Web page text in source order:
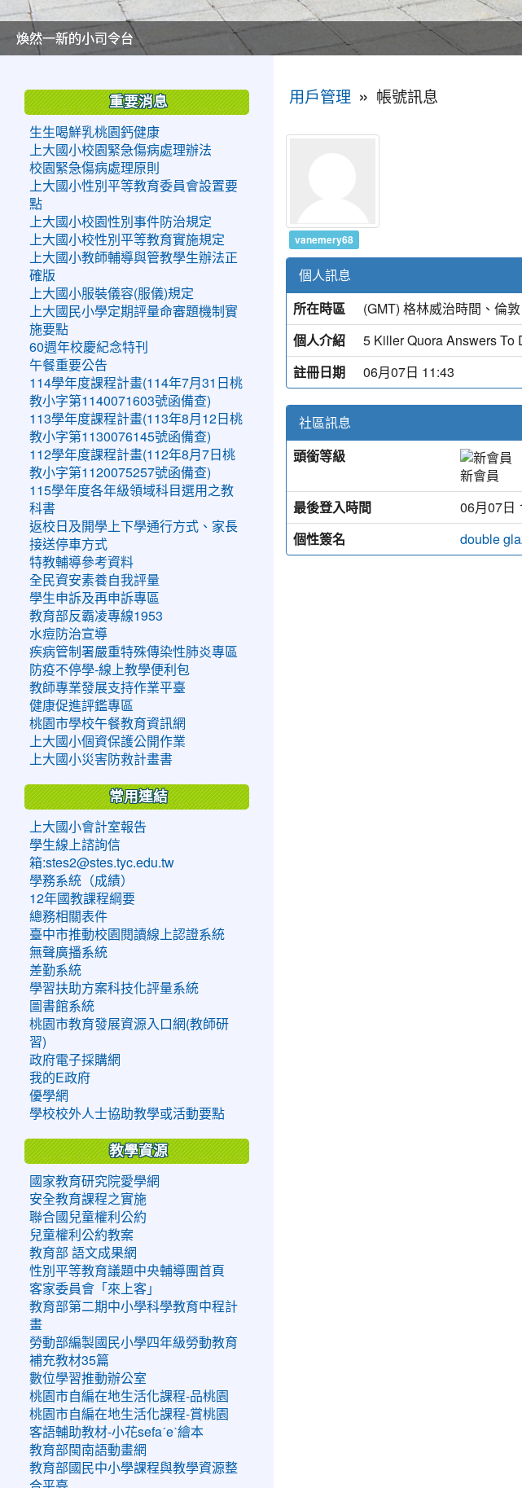
美麗的操場是我們活力的來源
美麗的操場是我們活力的來源
煥然一新的小司令台
煥然一新的小司令台
富含桃園埤塘田園風光意象的中廊
富含桃園埤塘田園風光意象的中廊
嶄新的中庭廣場
嶄新的中庭廣場
水生池生生不息
水生池生生不息
用戶管理 » 帳號訊息
vanemery68
個人訊息
所在時區
(GMT) 格林威治時間、倫
個人介紹
5 Killer Quora Answers To
註冊日期
06月07日 11:43
社區訊息
頭銜等級
新會員
最後登入時間
06月07日
個性簽名
double
重要消息
生生喝鮮乳桃園鈣健康
上大國小校園緊急傷病處理辦法
校園緊急傷病處理原則
上大國小性別平等教育委員會設置要
點
上大國小校園性別事件防治規定
上大國小校性別平等教育實施規定
上大國小教師輔導與管教學生辦法正
確版
上大國小服裝儀容(服儀)規定
上大國民小學定期評量命審題機制實
施要點
60週年校慶紀念特刊
午餐重要公告
114學年度課程計畫(114年7月31日桃
教小字第1140071603號函備查)
113學年度課程計畫(113年8月12日桃
教小字第1130076145號函備查)
112學年度課程計畫(112年8月7日桃
教小字第1120075257號函備查)
115學年度各年級領域科目選用之教
科書
返校日及開學上下學通行方式、家長
接送停車方式
特教輔導參考資料
全民資安素養自我評量
學生申訴及再申訴專區
教育部反霸凌專線1953
水痘防治宣導
疾病管制署嚴重特殊傳染性肺炎專區
防疫不停學-線上教學便利包
教師專業發展支持作業平臺
健康促進評鑑專區
桃園市學校午餐教育資訊網
上大國小個資保護公開作業
上大國小災害防救計畫書
常用連結
上大國小會計室報告
學生線上諮詢信
箱:stes2@stes.tyc.edu.tw
學務系統（成績）
12年國教課程綱要
總務相關表件
臺中市推動校園閱讀線上認證系統
無聲廣播系統
差勤系統
學習扶助方案科技化評量系統
圖書館系統
桃園市教育發展資源入口網(教師研
習)
政府電子採購網
我的E政府
優學網
學校校外人士協助教學或活動要點
教學資源
國家教育研究院愛學網
安全教育課程之實施
聯合國兒童權利公約
兒童權利公約教案
教育部 語文成果網
性別平等教育議題中央輔導團首頁
客家委員會「來上客」
教育部第二期中小學科學教育中程計
畫
勞動部編製國民小學四年級勞動教育
補充教材35篇
數位學習推動辦公室
桃園市自編在地生活化課程-品桃園
桃園市自編在地生活化課程-賞桃園
客語輔助教材-小花sefaˊeˋ繪本
教育部閩南語動畫網
教育部國民中小學課程與教學資源整